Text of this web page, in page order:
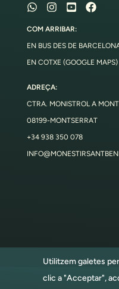
COM ARRIBAR:
EN BUS DES DE
EN COTXE (GOOGLE MAPS)
ADREÇA:
CTRA. MONISTROL A
08199-MONTSERRAT
+34 938 350 078
Utilitzem galetes
clic a "Acceptar",